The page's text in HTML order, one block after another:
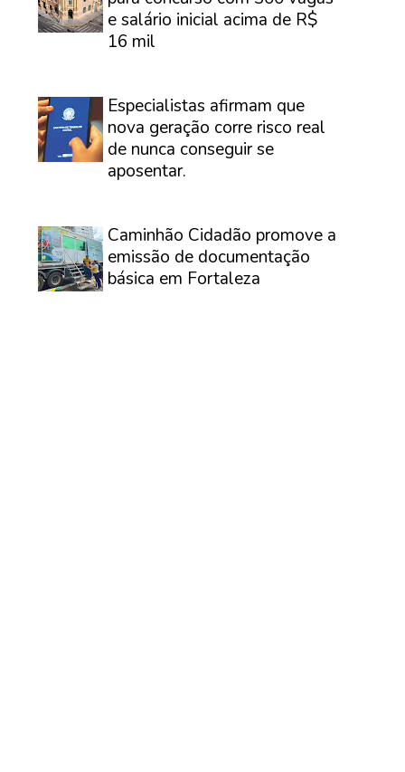
e salário inicial acima de R$
16 mil
Especialistas afirmam que
nova geração corre risco real
de nunca conseguir se
aposentar.
Caminhão Cidadão promove a
emissão de documentação
básica em Fortaleza